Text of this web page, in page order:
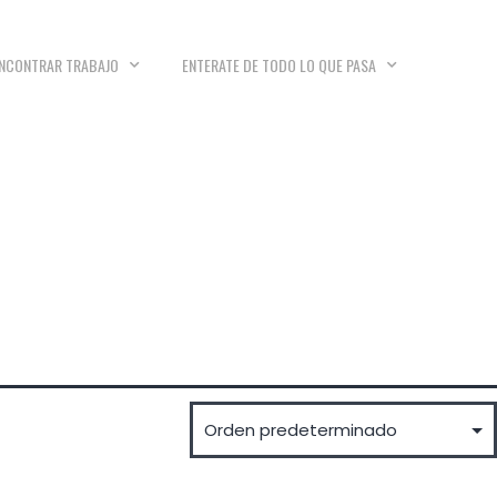
TRABAJO ENTERATE DE TODO LO QUE PASA